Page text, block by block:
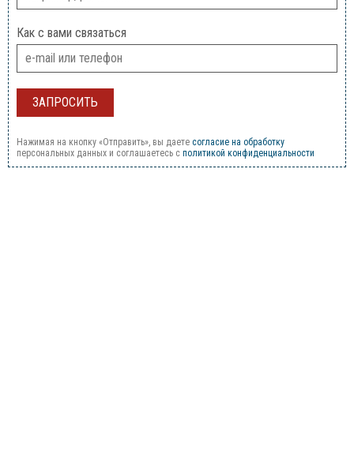
Как с вами связаться
Нажимая на кнопку «Отправить», вы даете согласие на обработку
персональных данных и соглашаетесь c политикой конфиденциальности